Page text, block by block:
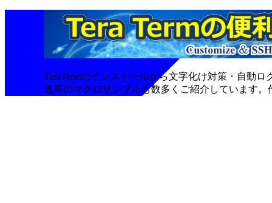
TeraTermのインストールから文字化け対策・自動
送等のマクロサンプルも数多くご紹介しています。